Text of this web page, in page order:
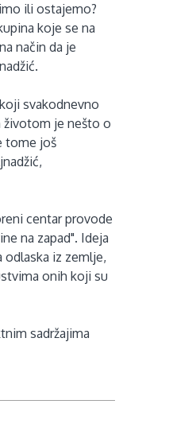
ili ostajemo?
koje se na
način da je
svakodnevno
životom je nešto o
tome još
centar provode
na zapad". Ideja
iz zemlje,
onih koji su
sadržajima